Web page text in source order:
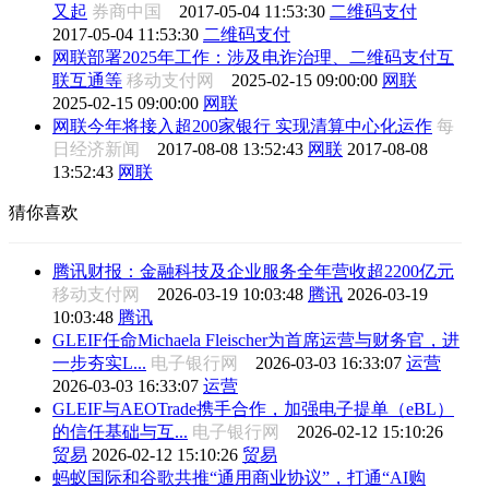
又起 券商中国 2017-05-04 11:53:30 二维码支付
2017-05-04 11:53:30 二维码支付
网联部署2025年工作：涉及电诈治理、二维码支付互
联互通等 移动支付网 2025-02-15 09:00:00 网联
2025-02-15 09:00:00 网联
网联今年将接入超200家银行 实现清算中心化运作 每
日经济新闻 2017-08-08 13:52:43 网联 2017-08-08
13:52:43 网联
猜你喜欢
腾讯财报：金融科技及企业服务全年营收超2200亿元
移动支付网 2026-03-19 10:03:48 腾讯 2026-03-19
10:03:48 腾讯
GLEIF任命Michaela Fleischer为首席运营与财务官，进
一步夯实L... 电子银行网 2026-03-03 16:33:07 运营
2026-03-03 16:33:07 运营
GLEIF与AEOTrade携手合作，加强电子提单（eBL）
的信任基础与互... 电子银行网 2026-02-12 15:10:26
贸易 2026-02-12 15:10:26 贸易
蚂蚁国际和谷歌共推“通用商业协议”，打通“AI购